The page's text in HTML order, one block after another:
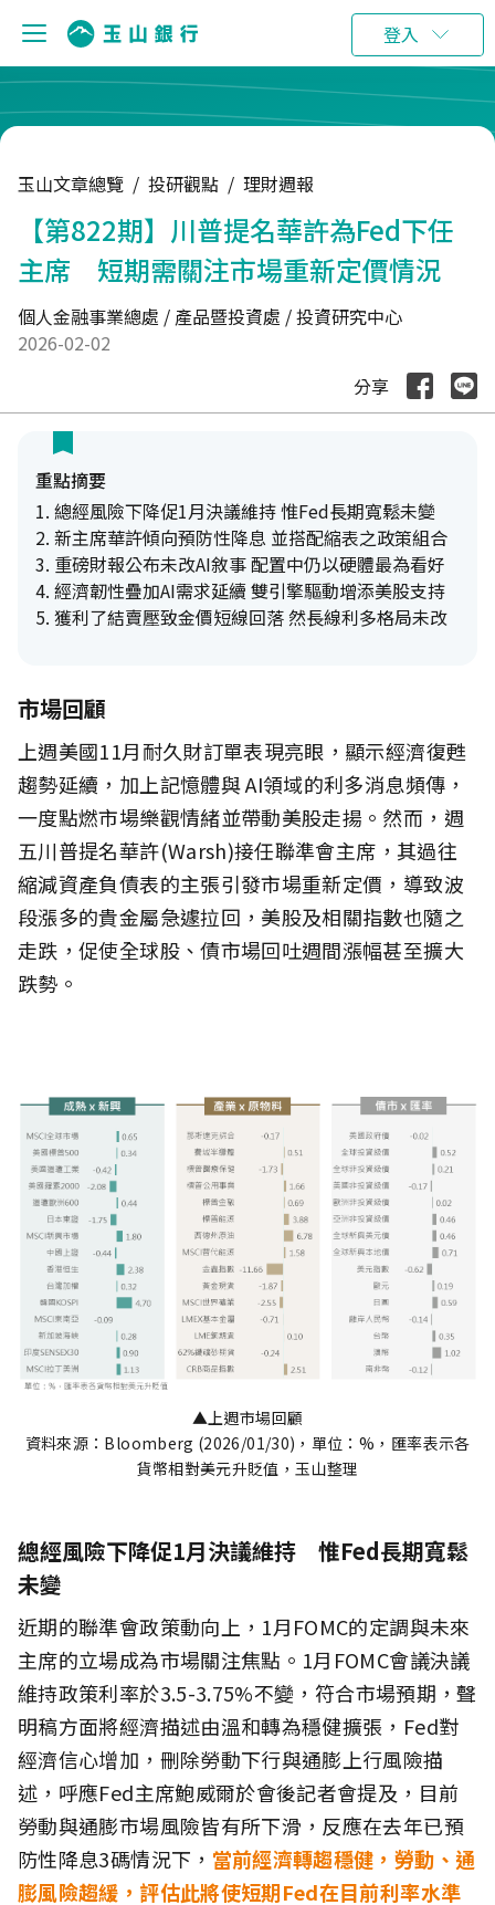
登入
玉山文章總覽 / 投研觀點 / 理財週報
【第822期】川普提名華許為Fed下任
主席 短期需關注市場重新定價情況
個人金融事業總處 / 產品暨投資處 / 投資研究中心
2026-02-02
分享
重點摘要
1. 總經風險下降促1月決議維持 惟Fed長期寬鬆未變
2. 新主席華許傾向預防性降息 並搭配縮表之政策組合
3. 重磅財報公布未改AI敘事 配置中仍以硬體最為看好
4. 經濟韌性疊加AI需求延續 雙引擎驅動增添美股支持
5. 獲利了結賣壓致金價短線回落 然長線利多格局未改
市場回顧
上週美國11月耐久財訂單表現亮眼，顯示經濟復甦
趨勢延續，加上記憶體與 AI領域的利多消息頻傳，
一度點燃市場樂觀情緒並帶動美股走揚。然而，週
五川普提名華許(Warsh)接任聯準會主席，其過往
縮減資產負債表的主張引發市場重新定價，導致波
段漲多的貴金屬急遽拉回，美股及相關指數也隨之
走跌，促使全球股、債市場回吐週間漲幅甚至擴大
跌勢。
▲上週市場回顧
資料來源：Bloomberg (2026/01/30)，單位：%，匯率表示各
貨幣相對美元升貶值，玉山整理
總經風險下降促1月決議維持 惟Fed長期寬鬆
未變
近期的聯準會政策動向上，1月FOMC的定調與未來
主席的立場成為市場關注焦點。1月FOMC會議決議
維持政策利率於3.5-3.75%不變，符合市場預期，聲
明稿方面將經濟描述由溫和轉為穩健擴張，Fed對
經濟信心增加，刪除勞動下行與通膨上行風險描
述，呼應Fed主席鮑威爾於會後記者會提及，目前
勞動與通膨市場風險皆有所下滑，反應在去年已預
防性降息3碼情況下， 當前經濟轉趨穩健，勞動、通
膨風險趨緩，評估此將使短期Fed在目前利率水準